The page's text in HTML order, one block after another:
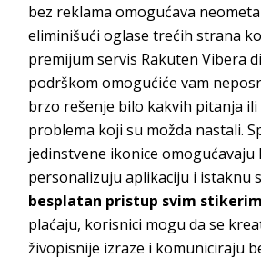
bez reklama omogućava
eliminišući oglase trećih strana
premijum servis Rakuten Vibera
podrškom omogućiće vam
brzo rešenje bilo kakvih pitanja
problema koji su možda nastali.
jedinstvene ikonice omogućavaju
personalizuju aplikaciju i istaknu
besplatan pristup svim
plaćaju, korisnici mogu da se
živopisnije izraze i komuniciraju